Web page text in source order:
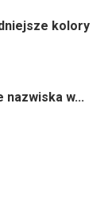
kolory
nazwiska w...